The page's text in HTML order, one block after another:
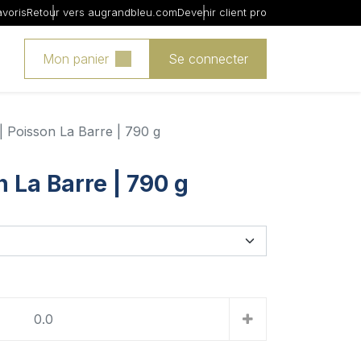
Retour vers augrandbleu.comDevenir client pro
Mon panier Se connecter
Poisson La Barre | 790 g
La Barre | 790 g